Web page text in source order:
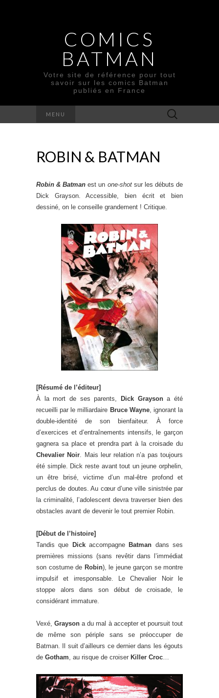
COMICS
BATMAN
Votre site de référence pour tout
savoir sur les comics Batman
publiés en France
MENU Rechercher :
ROBIN & BATMAN
Robin & Batman est un one-shotsur les débuts de
Dick Grayson. Accessible, bien écrit et bien
dessiné, on le conseille grandement ! Critique.
[Résumé de l’éditeur]
À la mort de ses parents,
Dick Graysona été
recueilli par le milliardaire Bruce Wayne, ignorant la
double-identité de son bienfaiteur. À force
d’exercices et d’entraînements intensifs, le garçon
gagnera sa place et prendra part à la croisade du
Chevalier Noir. Mais leur relation n’a pas toujours
été simple. Dick reste avant tout un jeune orphelin,
un être brisé, victime d’un mal-être profond et
perclus de doutes. Au cœur d’une ville sinistrée par
la criminalité, l’adolescent devra traverser bien des
obstacles avant de devenir le tout premier Robin.
[Début de l’histoire]
Tandis que
Dickaccompagne Batman dans ses
premières missions (sans revêtir dans l’immédiat
son costume de Robin), le jeune garçon se montre
impulsif et irresponsable. Le Chevalier Noir le
stoppe alors dans son début de croisade, le
considérant immature.
Vexé,Grayson a du mal à accepter et poursuit tout
de même son périple sans se préoccuper de
Batman. Il suit d’ailleurs ce dernier dans les égouts
de Gotham, au risque de croiser Killer Croc…